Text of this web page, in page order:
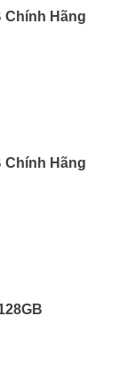
Chính Hãng
Chính Hãng